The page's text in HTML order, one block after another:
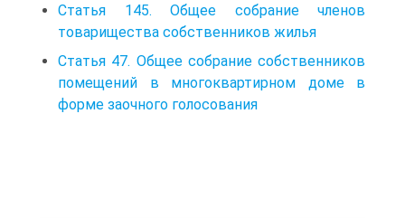
Статья 145. Общее собрание членов
товарищества собственников жилья
Статья 47. Общее собрание собственников
помещений в многоквартирном доме в
форме заочного голосования